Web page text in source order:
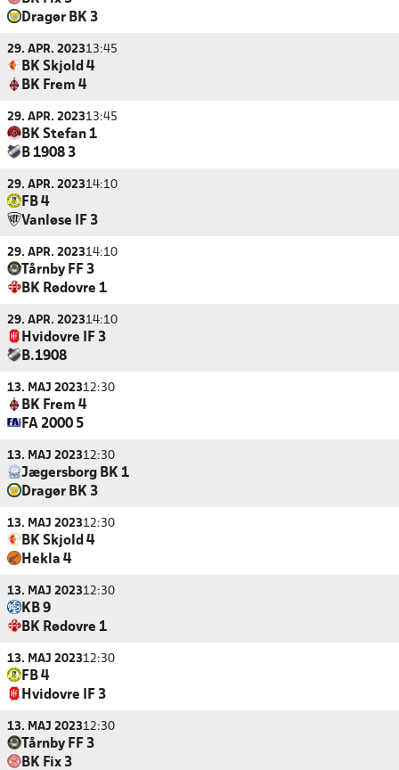
Dragør BK 3
29. APR. 202313:45
BK Skjold 4
BK Frem 4
29. APR. 202313:45
BK Stefan 1
B 1908 3
29. APR. 202314:10
FB 4
Vanløse IF 3
29. APR. 202314:10
Tårnby FF 3
BK Rødovre 1
29. APR. 202314:10
Hvidovre IF 3
B.1908
13. MAJ 202312:30
BK Frem 4
FA 2000 5
13. MAJ 202312:30
Jægersborg BK 1
Dragør BK 3
13. MAJ 202312:30
BK Skjold 4
Hekla 4
13. MAJ 202312:30
KB 9
BK Rødovre 1
13. MAJ 202312:30
FB 4
Hvidovre IF 3
13. MAJ 202312:30
Tårnby FF 3
BK Fix 3